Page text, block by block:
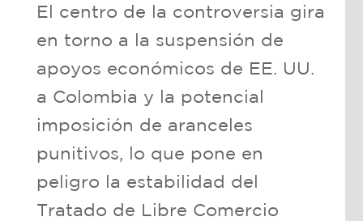
El centro de la controversia gira
en torno a la suspensión de
apoyos económicos de EE. UU.
a Colombia y la potencial
imposición de aranceles
punitivos, lo que pone en
peligro la estabilidad del
Tratado de Libre Comercio